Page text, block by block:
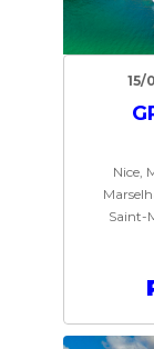
15/
Nice,
Saint-